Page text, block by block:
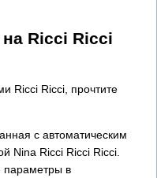
Ricci Ricci
Ricci Ricci, прочтите
с автоматическим
Nina Ricci Ricci Ricci.
параметры в